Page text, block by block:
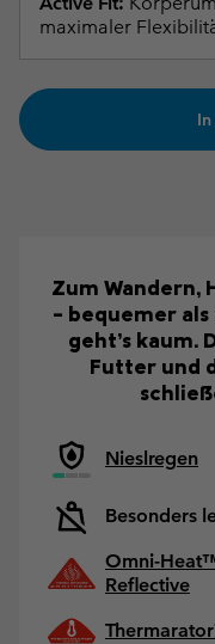
maximaler
Zum Wandern,
– bequemer
geht’s kaum.
Futter und
Nieslregen
Besonders
Omni-
Reflective